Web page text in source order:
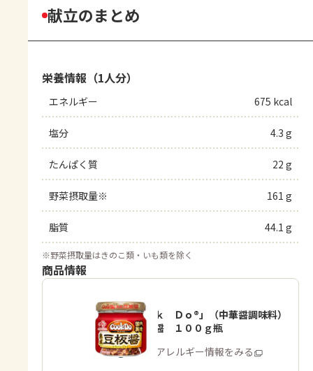
献立のまとめ
栄養情報（1人分）
エネルギー 675 kcal
塩分 4.3 g
たんぱく質 22 g
野菜摂取量※ 161 g
脂質 44.1 g
※野菜摂取量はきのこ類・いも類を除く
商品情報
「Ｃｏｏｋ Ｄｏ®」（中華醤調味料）
熟成豆板醤 １００ｇ瓶
商品・アレルギー情報をみる